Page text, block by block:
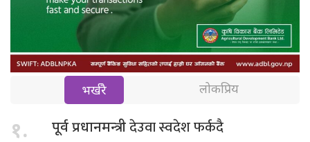
भर्खरै लोकप्रिय
१. पूर्व प्रधानमन्त्रीदेउवा स्वदेश फर्कदै